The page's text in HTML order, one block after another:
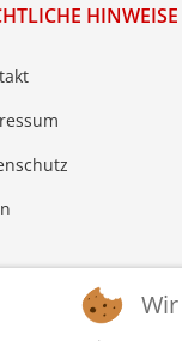
HINWEISE
© WTTV - Wiener